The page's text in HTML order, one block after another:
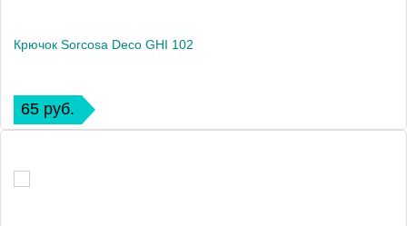
Крючок Sorcosa Deco GHI 102
65 руб.